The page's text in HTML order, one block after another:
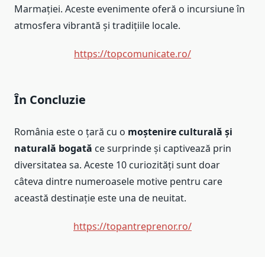
Marmației. Aceste evenimente oferă o incursiune în
atmosfera vibrantă și tradițiile locale.
https://topcomunicate.ro/
În Concluzie
România este o țară cu o moștenire culturală și
naturală bogată ce surprinde și captivează prin
diversitatea sa. Aceste 10 curiozități sunt doar
câteva dintre numeroasele motive pentru care
această destinație este una de neuitat.
https://topantreprenor.ro/